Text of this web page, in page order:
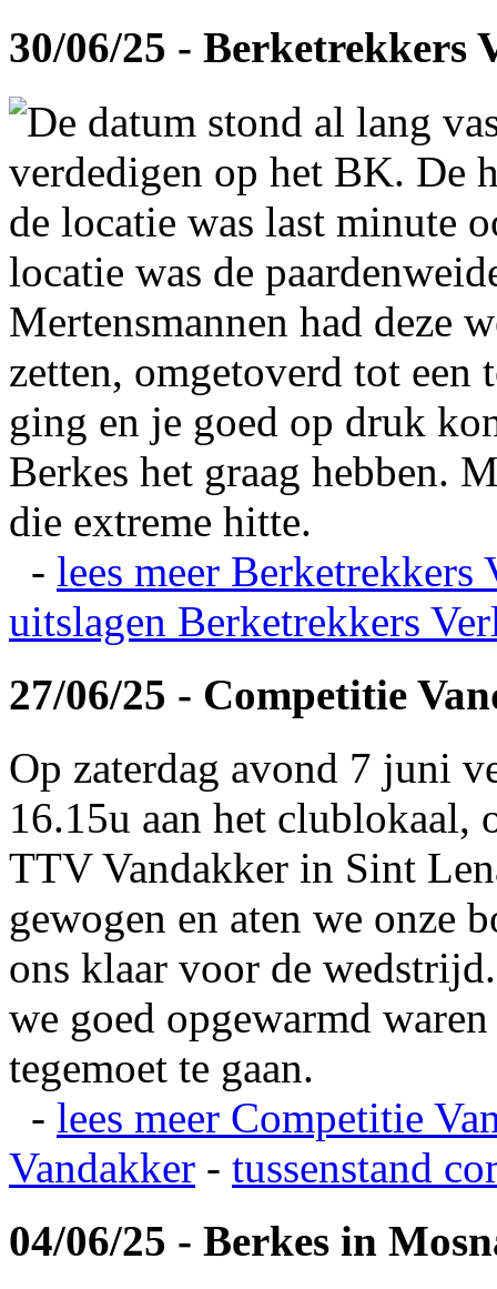
30/06/25 - Berketrekkers
De datum stond al lang
verdedigen op het BK. De
de locatie was last minute
locatie was de
Mertensmannen had deze
zetten, omgetoverd tot
ging en je goed op druk
Berkes het graag hebben.
die extreme hitte.
- lees meer Berketrekkers
uitslagen Berketrekkers
27/06/25 - Competitie
Op zaterdag avond 7 juni
16.15u aan het clublokaal,
TTV Vandakker in Sint
gewogen en aten we onze
ons klaar voor de
we goed opgewarmd
tegemoet te gaan.
- lees meer Competitie
Vandakker - tussenstand
04/06/25 - Berkes in